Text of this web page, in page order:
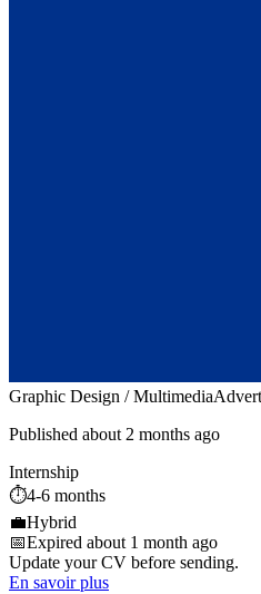
Graphic Design / Multimedia
Published about 2 months ago
Internship
⏱️4-6 months
💼Hybrid
📅Expired about 1 month ago
Update your CV before sending.
En savoir plus